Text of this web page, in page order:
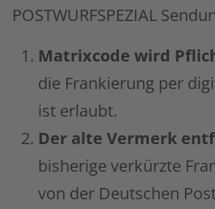
POSTWURFSPEZIAL
Matrixcode wird
die Frankierung per
ist erlaubt.
Der alte Vermerk
bisherige verkürzte
von der Deutschen